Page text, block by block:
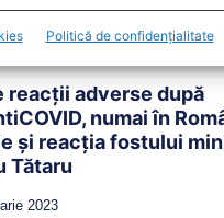
Politică de confidențialitate
reacții adverse după
numai în
și reacția fostului
Tătaru
2023